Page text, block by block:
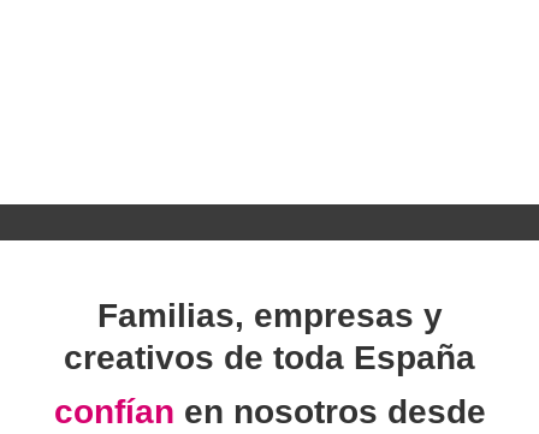
Familias, empresas y
creativos de toda España
confían en nosotros desde